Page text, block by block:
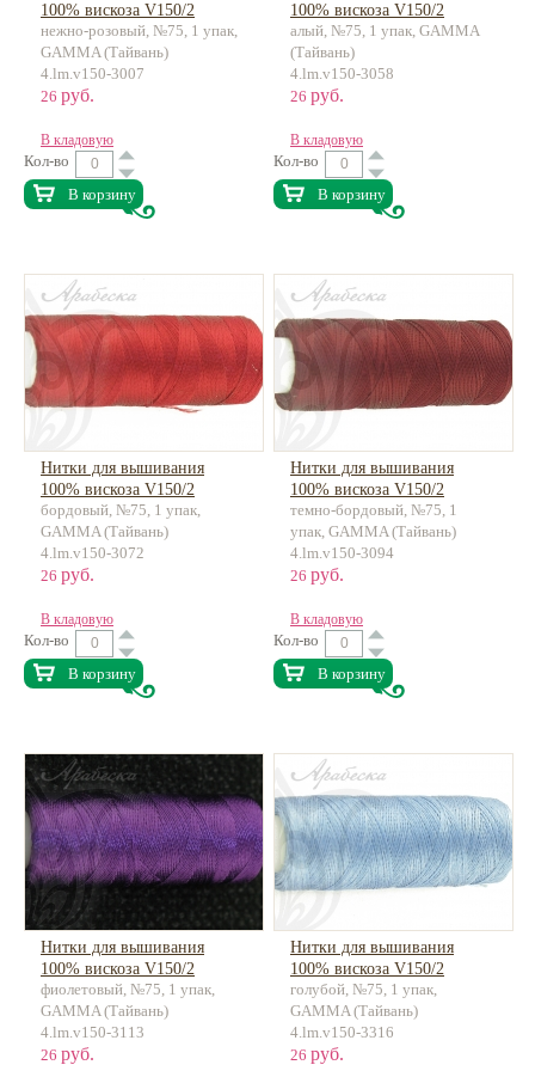
100% вискоза V150/2
ок.183м
нежно-розовый, №75, 1 упак,
GAMMA (Тайвань)
4.lm.v150-3007
26 руб.
В кладовую
Кол-во
В корзину
100% вискоза V150/2
ок.183м
алый, №75, 1 упак, GAMMA
(Тайвань)
4.lm.v150-3058
26 руб.
В кладовую
Кол-во
В корзину
Нитки для вышивания
100% вискоза V150/2
ок.183м
бордовый, №75, 1 упак,
GAMMA (Тайвань)
4.lm.v150-3072
26 руб.
В кладовую
Кол-во
В корзину
Нитки для вышивания
100% вискоза V150/2
ок.183м
темно-бордовый, №75, 1
упак, GAMMA (Тайвань)
4.lm.v150-3094
26 руб.
В кладовую
Кол-во
В корзину
Нитки для вышивания
100% вискоза V150/2
ок.183м
фиолетовый, №75, 1 упак,
GAMMA (Тайвань)
4.lm.v150-3113
26 руб.
Нитки для вышивания
100% вискоза V150/2
ок.183м
голубой, №75, 1 упак,
GAMMA (Тайвань)
4.lm.v150-3316
26 руб.